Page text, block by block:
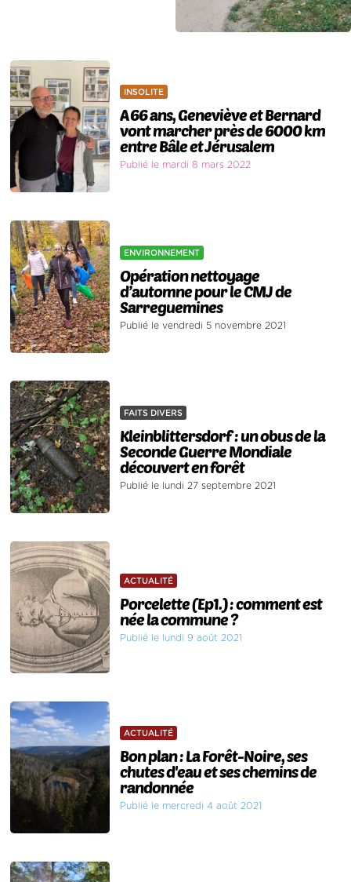
INSOLITE
A 66 ans, Geneviève et Bernard
vont marcher près de 6000 km
entre Bâle et Jérusalem
Publié le mardi 8 mars 2022
ENVIRONNEMENT
Opération nettoyage
d’automne pour le CMJ de
Sarreguemines
Publié le vendredi 5 novembre 2021
FAITS DIVERS
Kleinblittersdorf : un obus de la
Seconde Guerre Mondiale
découvert en forêt
Publié le lundi 27 septembre 2021
ACTUALITÉ
Porcelette (Ep1.) : comment est
née la commune ?
Publié le lundi 9 août 2021
ACTUALITÉ
Bon plan : La Forêt-Noire, ses
chutes d'eau et ses chemins de
randonnée
Publié le mercredi 4 août 2021